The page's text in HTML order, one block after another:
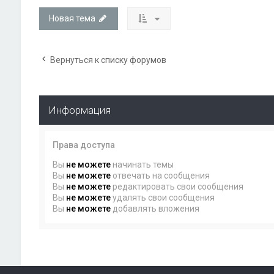
Новая тема
Вернуться к списку форумов
Информация
Права доступа
Вы не можетеначинать темы
Вы не можетеотвечать на сообщения
Вы не можетередактировать свои сообщения
Вы не можетеудалять свои сообщения
Вы не можетедобавлять вложения